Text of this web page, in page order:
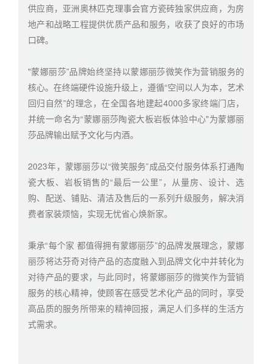
供应商，亚洲奥林匹克理事会官方瓷砖独家供应商，为房
地产和战略工程提供优质产品和服务，收获了良好的市场
口碑。
"蒙娜丽莎”品牌始终坚持以蒙娜丽莎微笑作为营销服务的
核心。在终端硬件设施升级上，遵循“空间以人为本，艺术
回归自然”的理念，在全国各地建起4000多家终端门店，
并统一命名为“蒙娜丽莎陶瓷大板岩板体验中心"为蒙娜丽
莎品牌输出赋予文化与内酒。
2023年，蒙娜丽莎以“微笑服务”成品交付服务体系打通陶
瓷大板、岩板销售的“最后一公里”，从量房、设计、选
购、配送、铺贴、清洁及售后的一系列升级服务，解决消
费者家装烦恼，实现无忧省心焕新家。
秉承“每个家 都值得拥有蒙娜丽莎”的品牌发展理念，蒙娜
丽莎将达芬奇对待产品的态度融入到品牌文化中并转化为
对待产品的要求，与此同时，将蒙娜丽莎的微笑作为营销
服务的核心精神，使顾客在感受艺术化产品的同时，享受
高品质的服务所带来的精神回报，满足人们多样的生活方
式需求。